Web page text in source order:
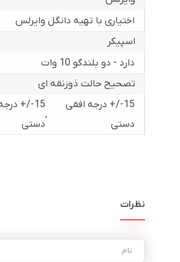
اختیاری با تهیه دانگل وایرلس
اسپیکر
دارد - دو بلندگو 10 وات
تصحیح حالت ذوزنقه ای
15-/+ درجه افقی
دستی
,
15-/+
دستی
نظرات